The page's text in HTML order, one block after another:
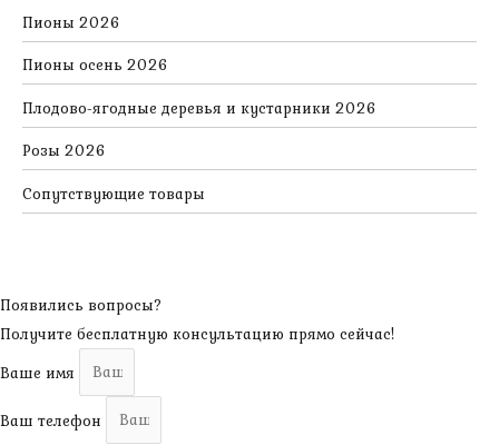
Пионы 2026
Пионы осень 2026
Плодово-ягодные деревья и кустарники 2026
Розы 2026
Сопутствующие товары
Появились вопросы?
Получите бесплатную консультацию прямо сейчас!
Ваше имя
Ваш телефон